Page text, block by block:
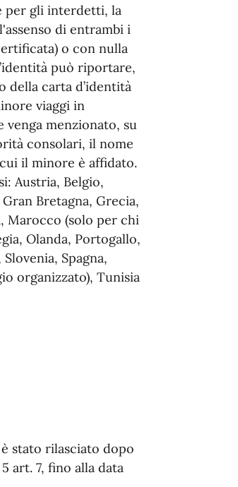
per gli interdetti, la
di entrambi i
o con nulla
può riportare,
della carta d’identità
viaggi in
menzionato, su
consolari, il nome
il minore è affidato.
Austria, Belgio,
Bretagna, Grecia,
Marocco (solo per chi
Olanda, Portogallo,
Spagna,
organizzato), Tunisia
stato rilasciato dopo
art. 7, fino alla data